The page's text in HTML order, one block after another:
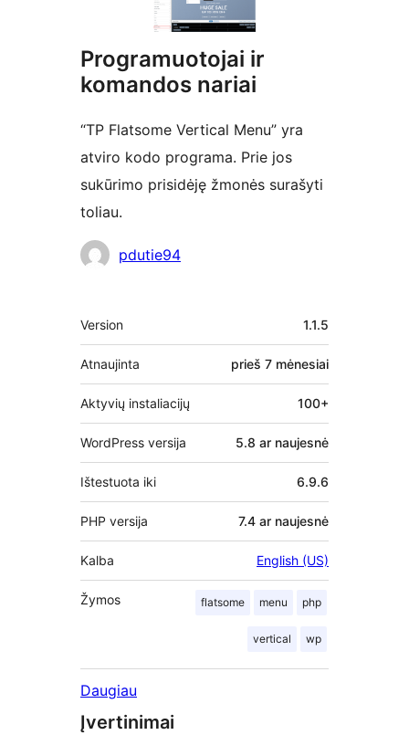
Programuotojai ir
komandos nariai
“TP Flatsome Vertical Menu” yra
atviro kodo programa. Prie jos
sukūrimo prisidėję žmonės surašyti
toliau.
Autoriaipdutie94
Metainformacija
Version 1.1.5
Atnaujinta prieš 7 mėnesiai
Aktyvių instaliacijų 100+
WordPress versija 5.8 ar naujesnė
Ištestuota iki 6.9.6
PHP versija 7.4 ar naujesnė
Kalba English (US)
Žymos flatsome menu php
vertical wp
Daugiau
Įvertinimai